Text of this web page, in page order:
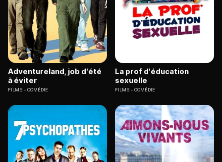
Adventureland, job d'été
à éviter
FILMS COMÉDIE
La prof d'éducation
sexuelle
FILMS COMÉDIE